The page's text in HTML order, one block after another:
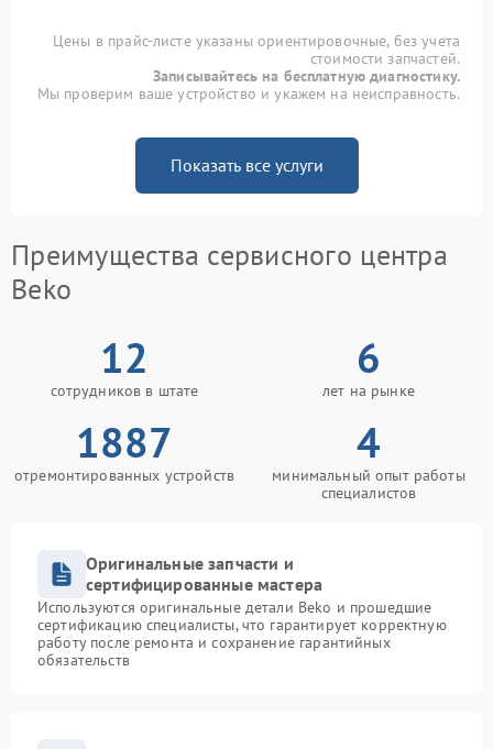
Цены в прайс-листе указаны ориентировочные, без учета
стоимости запчастей.
Записывайтесь на бесплатную диагностику.
Мы проверим ваше устройство и укажем на неисправность.
Показать все услуги
Преимущества сервисного центра
Beko
12
сотрудников в штате
6
лет на рынке
1887
отремонтированных устройств
4
минимальный опыт работы
специалистов
Оригинальные запчасти и
сертифицированные мастера
Используются оригинальные детали Beko и прошедшие
сертификацию специалисты, что гарантирует корректную
работу после ремонта и сохранение гарантийных
обязательств